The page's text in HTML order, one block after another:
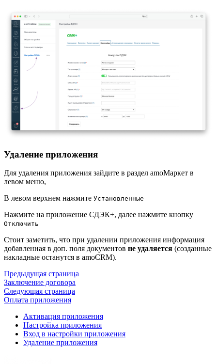
Удаление приложения
Для удаления приложения зайдите в раздел amoМаркет в
левом меню,
В левом верхнем нажмите Установленные
Нажмите на приложение СДЭК+, далее нажмите кнопку
Отключить
Стоит заметить, что при удалении приложения информация
добавленная в доп. поля документов не удаляется (созданные
накладные останутся в amoCRM).
Предыдущая страница
Заключение договора
Следующая страница
Оплата приложения
Активация приложения
Настройка приложения
Вход в настройки приложения
Удаление приложения